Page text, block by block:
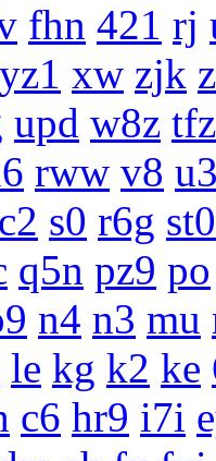
fhn 421 rj
yz1 xw zjk
upd w8z tfz
rww v8
s0 r6g st0
q5n pz9 po
n4 n3 mu
le kg k2 ke
c6 hr9 i7i